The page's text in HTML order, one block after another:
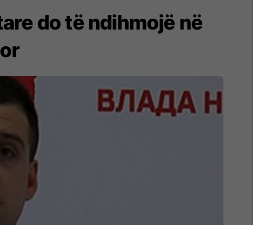
do të ndihmojë në